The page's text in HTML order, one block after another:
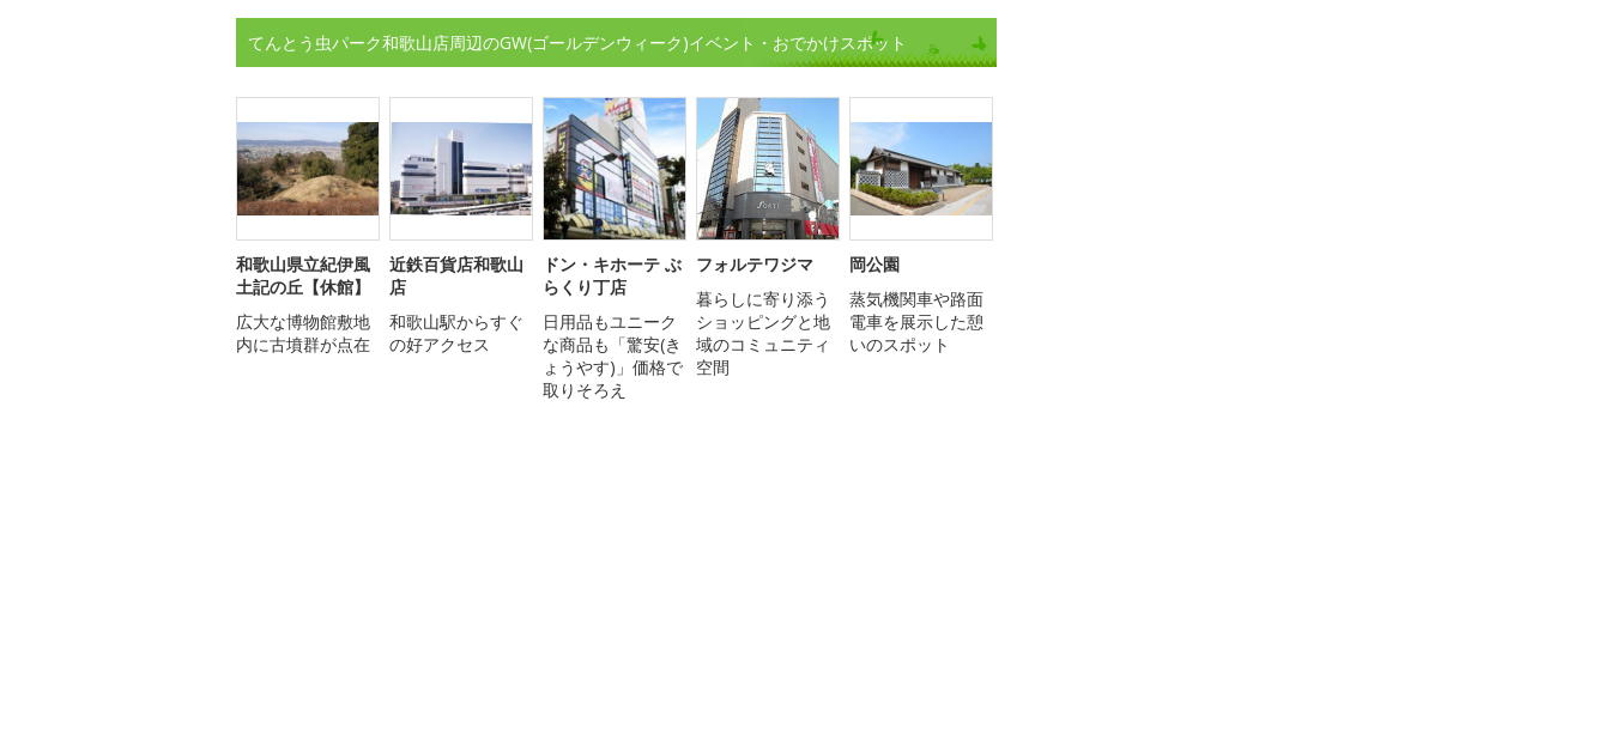
てんとう虫パーク和歌山店周辺のGW(ゴールデンウィーク)イベント・おでかけスポット
和歌山県立紀伊風
土記の丘【休館】
広大な博物館敷地
内に古墳群が点在
近鉄百貨店和歌山
店
和歌山駅からすぐ
の好アクセス
ドン・キホーテ ぶ
らくり丁店
日用品もユニーク
な商品も「驚安(き
ょうやす)」価格で
取りそろえ
フォルテワジマ
暮らしに寄り添う
ショッピングと地
域のコミュニティ
空間
岡公園
蒸気機関車や路面
電車を展示した憩
いのスポット